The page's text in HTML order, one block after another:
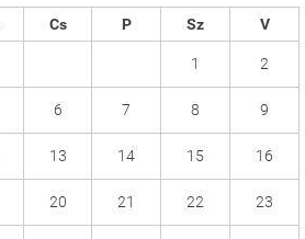
Cs P Sz V
1 2
6 7 8 9
13 14 15 16
20 21 22 23